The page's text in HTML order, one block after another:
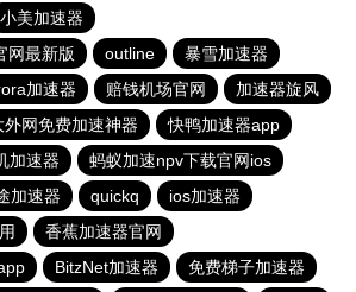
小美加速器
网最新版
outline
暴雪加速器
加速器 赔钱机场官网
加速器旋风
外网免费加速神器
快鸭加速器app
加速器
蚂蚁加速npv下载官网ios
加速器 quickq
ios加速器
香蕉加速器官网
BitzNet加速器
免费梯子加速器